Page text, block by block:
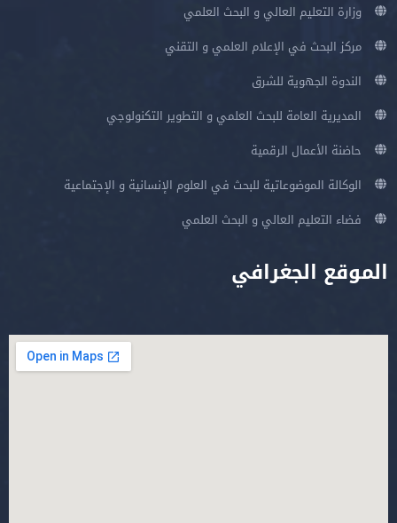
وزارة التعليم العالي و البحث العلمي
مركز البحث في الإعلام العلمي و التقني
الندوة الجهوية للشرق
المديرية العامة للبحث العلمي و التطوير التكنولوجي
حاضنة الأعمال الرقمية
الوكالة الموضوعاتية للبحث في العلوم الإنسانية و الإجتماعية
فضاء التعليم العالي و البحث العلمي
الموقع الجغرافي